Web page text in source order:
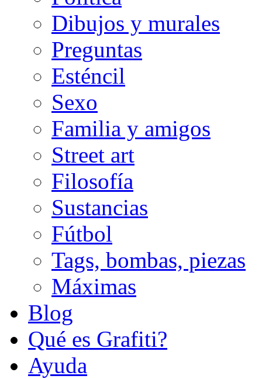
Dibujos y murales
Preguntas
Esténcil
Sexo
Familia y amigos
Street art
Filosofía
Sustancias
Fútbol
Tags, bombas, piezas
Máximas
Blog
Qué es Grafiti?
Ayuda